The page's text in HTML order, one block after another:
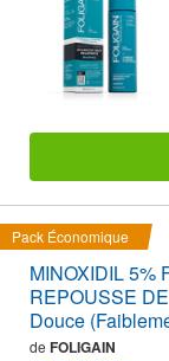
Pack Économique
MINOXIDIL 5%
REPOUSSE
Douce
de FOLIGAIN